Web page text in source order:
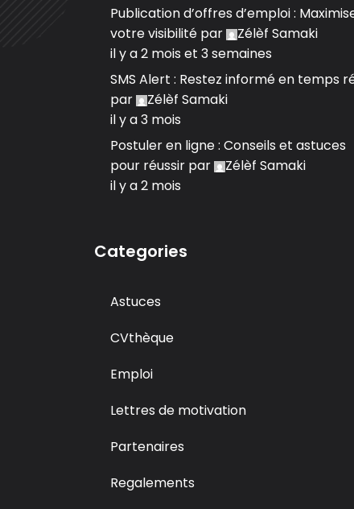
Publication d’offres d’emploi :
votre visibilité par
Zélèf Samaki
il y a 2 mois et 3 semaines
SMS Alert : Restez informé en temps
par
Zélèf Samaki
il y a 3 mois
Postuler en ligne : Conseils et astuces
pour réussir par
Zélèf Samaki
il y a 2 mois
Categories
Astuces
CVthèque
Emploi
Lettres de motivation
Partenaires
Regalements